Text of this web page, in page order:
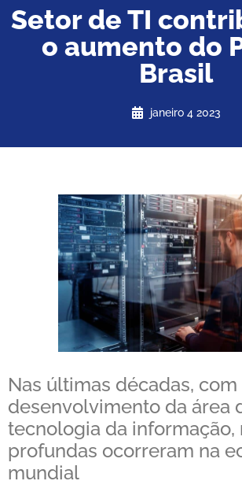
Setor de TI
o aumento do
Brasil
janeiro 4 2023
Nas últimas décadas, com
desenvolvimento da área
tecnologia da informação,
profundas ocorreram na
mundial